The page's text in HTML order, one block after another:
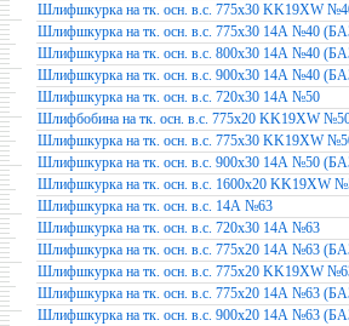
Шлифшкурка на тк. осн. в.с. 775х30 KK19XW
Шлифшкурка на тк. осн. в.с. 775х30 14А №40
Шлифшкурка на тк. осн. в.с. 800х30 14А №40
Шлифшкурка на тк. осн. в.с. 900х30 14А №40
Шлифшкурка на тк. осн. в.с. 720х30 14А №50
Шлифбобина на тк. осн. в.с. 775х20 KK19XW
Шлифшкурка на тк. осн. в.с. 775х30 KK19XW
Шлифшкурка на тк. осн. в.с. 900х30 14А №50
Шлифшкурка на тк. осн. в.с. 1600х20 KK19XW
Шлифшкурка на тк. осн. в.с. 14А №63
Шлифшкурка на тк. осн. в.с. 720х30 14А №63
Шлифшкурка на тк. осн. в.с. 775х20 14А №63
Шлифшкурка на тк. осн. в.с. 775х20 KK19XW
Шлифшкурка на тк. осн. в.с. 775х20 14А №63
Шлифшкурка на тк. осн. в.с. 900х20 14А №63